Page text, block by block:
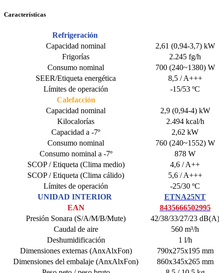
Características
Refrigeración
Capacidad nominal
2,61 (0,94-3,7) kW
Frigorías
2.245 fg/h
Consumo nominal
700 (240~1380) W
SEER/Etiqueta energética
8,5 / A+++
Límites de operación
-15/53 ºC
Calefacción
Capacidad nominal
2,9 (0,94-4) kW
Kilocalorías
2.494 kcal/h
Capacidad a -7º
2,62 kW
Consumo nominal
760 (240~1552) W
Consumo nominal a -7º
878 W
SCOP / Etiqueta (Clima medio)
4,6 / A++
SCOP / Etiqueta (Clima cálido)
5,6 / A+++
Límites de operación
-25/30 ºC
UNIDAD INTERIOR
ETNA25NT
EAN
8435666502995
Presión Sonara (S/A/M/B/Mute)
42/38/33/27/23 dB(A)
Caudal de aire
560 m³/h
Deshumidificación
1 l/h
Dimensiones externas (AnxAlxFon)
790x275x195 mm
Dimensiones del embalaje (AnxAlxFon)
860x345x265 mm